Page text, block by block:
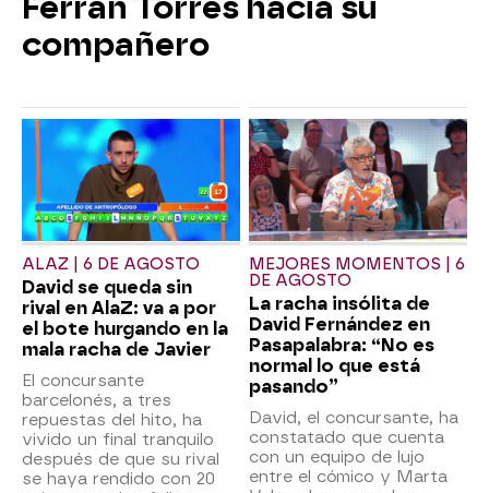
compañero
ALAZ | 6 DE AGOSTO
David se queda sin
rival en AlaZ: va a por
el bote hurgando en la
mala racha de Javier
El concursante
barcelonés, a tres
repuestas del hito, ha
vivido un final tranquilo
después de que su rival
se haya rendido con 20
MEJORES MOMENTOS | 6
DE AGOSTO
La racha insólita de
David Fernández en
Pasapalabra: “No es
normal lo que está
pasando”
David, el concursante, ha
constatado que cuenta
con un equipo de lujo
entre el cómico y Marta